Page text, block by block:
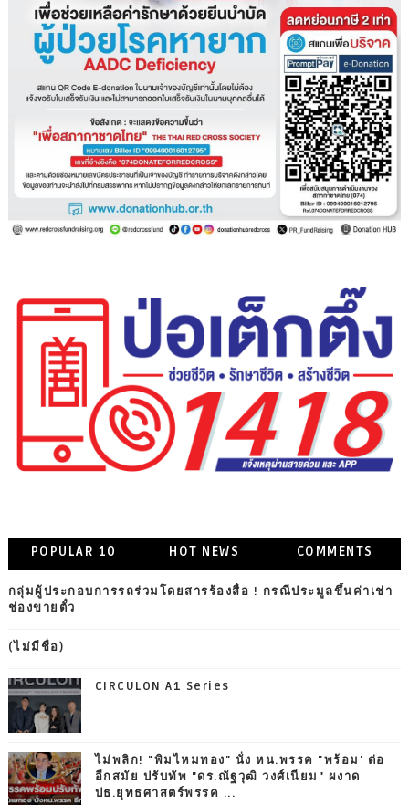
POPULAR 10 HOT NEWS COMMENTS
กลุ่มผู้ประกอบการรถร่วมโดยสารร้องสื่อ ! กรณีประมูลขึ้นค่าเช่า
ช่องขายตั๋ว
(ไม่มีชื่อ)
CIRCULON A1 Series
ไม่พลิก! "พิมไหมทอง" นั่ง หน.พรรค "พร้อม' ต่อ
อีกสมัย ปรับทัพ "ดร.ณัฐวุฒิ วงศ์เนียม" ผงาด
ปธ.ยุทธศาสตร์พรรค ...